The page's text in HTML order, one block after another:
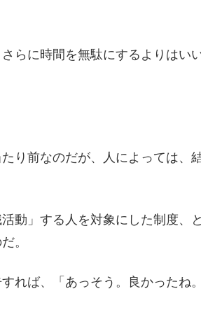
らに時間を無駄にするよりはい
り前なのだが、人によっては、
動」する人を対象にした制度、
。
れば、「あっそう。良かったね